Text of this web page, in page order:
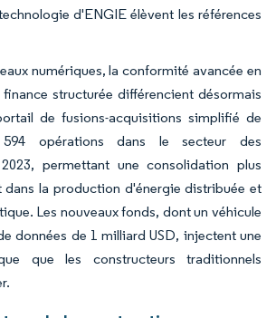
d'ENGIE élèvent les références
numériques, la conformité avancée en
structurée différencient désormais
de fusions-acquisitions simplifié de
opérations dans le secteur des
permettant une consolidation plus
dans la production d'énergie distribuée et
Les nouveaux fonds, dont un véhicule
données de 1 milliard USD, injectent une
que les constructeurs traditionnels